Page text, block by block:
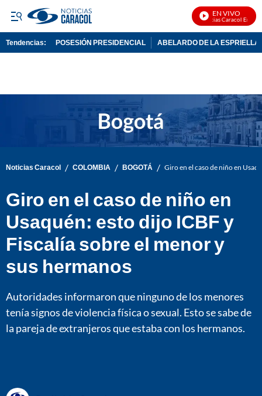
EN VIVO
Noticias Caracol En Vivo
Tendencias: POSESIÓN PRESIDENCIAL ABELARDO DE LA ESPRIELLA
Noticias Caracol / COLOMBIA / BOGOTÁ / Giro en el caso de niño en
Giro en el caso de niño en
Usaquén: esto dijo ICBF y
Fiscalía sobre el menor y
sus hermanos
Autoridades informaron que ninguno de los menores
tenía signos de violencia física o sexual. Esto se sabe de
la pareja de extranjeros que estaba con los hermanos.